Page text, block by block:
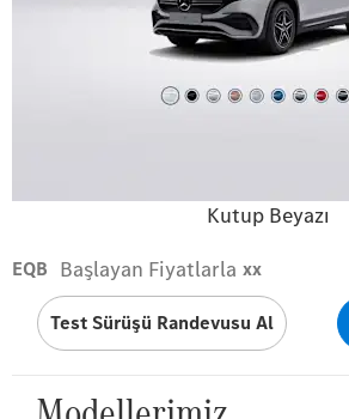
Kutup Beyazı
EQB Başlayan Fiyatlarla xx
Test Sürüşü Randevusu Al